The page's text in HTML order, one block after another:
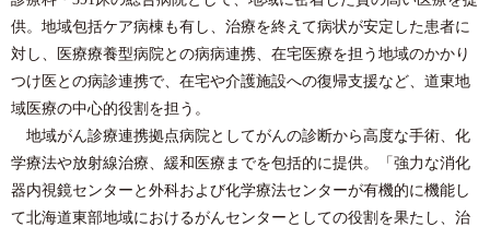
供。地域包括ケア病棟も有し、治療を終えて病状が安定した患者に
対し、医療療養型病院との病病連携、在宅医療を担う地域のかかり
つけ医との病診連携で、在宅や介護施設への復帰支援など、道東地
域医療の中心的役割を担う。
地域がん診療連携拠点病院としてがんの診断から高度な手術、化
学療法や放射線治療、緩和医療までを包括的に提供。「強力な消化
器内視鏡センターと外科および化学療法センターが有機的に機能し
て北海道東部地域におけるがんセンターとしての役割を果たし、治